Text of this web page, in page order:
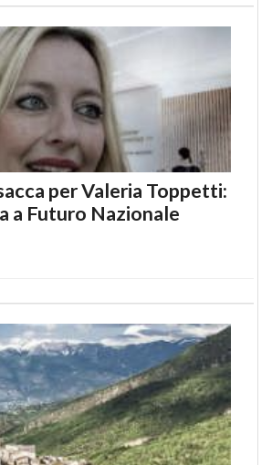
per Valeria Toppetti:
a Futuro Nazionale